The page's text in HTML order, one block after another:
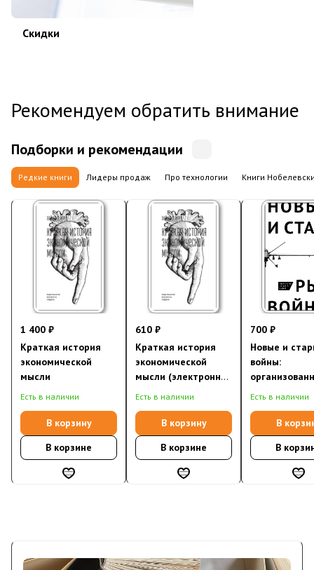
Скидки
Рекомендуем обратить внимание
Подборки и рекомендации
Редкие книги Лидеры продаж Про технологии Книги
1 400 ₽
Краткая история
экономической
мысли
Есть в наличии
В корзину
В корзине
610 ₽
Краткая история
экономической
мысли (электронная
Есть в наличии
В корзину
В корзине
700 ₽
Новые и
войны:
Есть в наличии
В
В